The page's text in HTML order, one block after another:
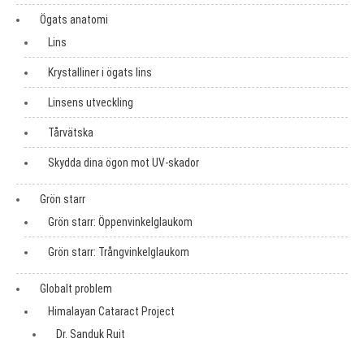
Ögats anatomi
Lins
Krystalliner i ögats lins
Linsens utveckling
Tårvätska
Skydda dina ögon mot UV-skador
Grön starr
Grön starr: Öppenvinkelglaukom
Grön starr: Trångvinkelglaukom
Globalt problem
Himalayan Cataract Project
Dr. Sanduk Ruit